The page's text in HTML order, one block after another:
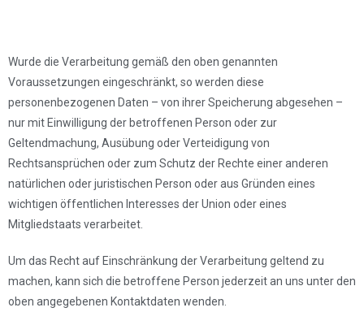
Wurde die Verarbeitung gemäß den oben genannten
Voraussetzungen eingeschränkt, so werden diese
personenbezogenen Daten – von ihrer Speicherung abgesehen –
nur mit Einwilligung der betroffenen Person oder zur
Geltendmachung, Ausübung oder Verteidigung von
Rechtsansprüchen oder zum Schutz der Rechte einer anderen
natürlichen oder juristischen Person oder aus Gründen eines
wichtigen öffentlichen Interesses der Union oder eines
Mitgliedstaats verarbeitet.
Um das Recht auf Einschränkung der Verarbeitung geltend zu
machen, kann sich die betroffene Person jederzeit an uns unter den
oben angegebenen Kontaktdaten wenden.